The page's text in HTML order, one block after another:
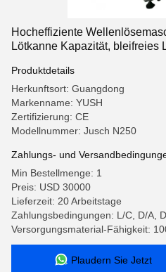
Hocheffiziente
Lötkanne Kapazität, bleifreies
Produktdetails
Herkunftsort: Guangdong
Markenname: YUSH
Zertifizierung: CE
Modellnummer: Jusch N250
Zahlungs- und
Min Bestellmenge: 1
Preis: USD 30000
Lieferzeit: 20 Arbeitstage
Zahlungsbedingungen: L/C, D/A,
Versorgungsmaterial-Fähigkeit:
Plaudern Sie Jetzt